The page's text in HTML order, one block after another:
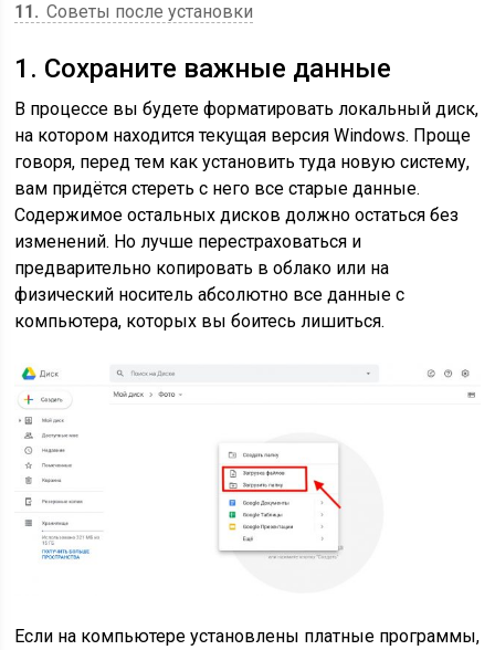
11
Советы после установки
1. Сохраните важные данные
В процессе вы будете форматировать локальный диск,
на котором находится текущая версия Windows. Проще
говоря, перед тем как установить туда новую систему,
вам придётся стереть с него все старые данные.
Содержимое остальных дисков должно остаться без
изменений. Но лучше перестраховаться и
предварительно копировать в облако или на
физический носитель абсолютно все данные с
компьютера, которых вы боитесь лишиться.
Если на компьютере установлены платные программы,